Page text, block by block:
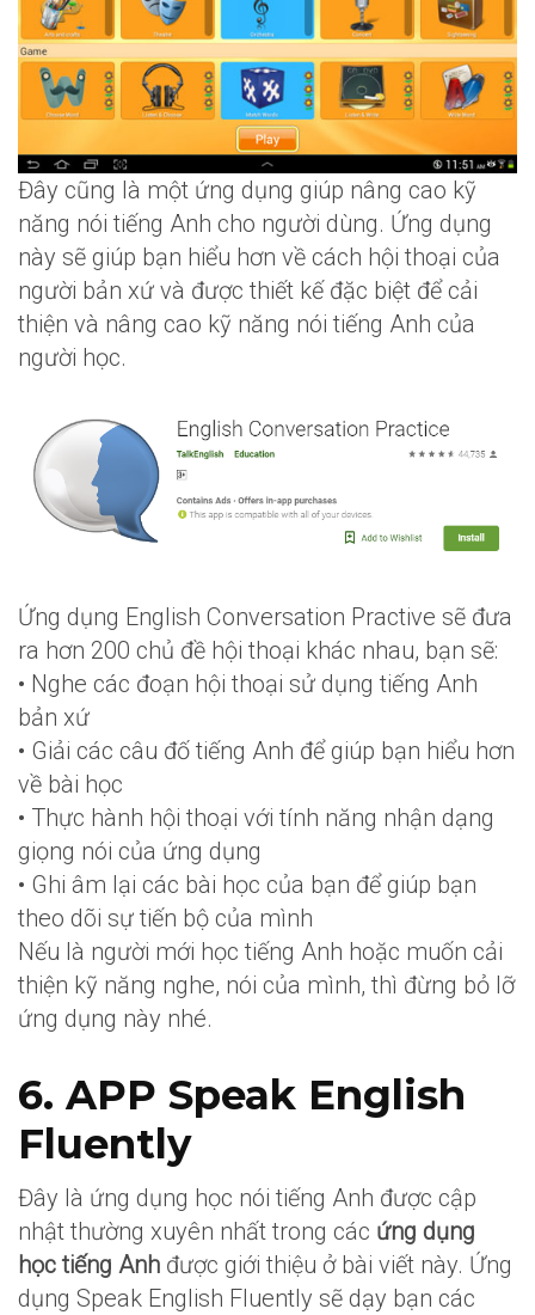
Đây cũng là một ứng dụng giúp nâng cao kỹ
năng nói tiếng Anh cho người dùng. Ứng dụng
này sẽ giúp bạn hiểu hơn về cách hội thoại của
người bản xứ và được thiết kế đặc biệt để cải
thiện và nâng cao kỹ năng nói tiếng Anh của
người học.
Ứng dụng English Conversation Practive sẽ đưa
ra hơn 200 chủ đề hội thoại khác nhau, bạn sẽ:
• Nghe các đoạn hội thoại sử dụng tiếng Anh
bản xứ
• Giải các câu đố tiếng Anh để giúp bạn hiểu hơn
về bài học
• Thực hành hội thoại với tính năng nhận dạng
giọng nói của ứng dụng
• Ghi âm lại các bài học của bạn để giúp bạn
theo dõi sự tiến bộ của mình
Nếu là người mới học tiếng Anh hoặc muốn cải
thiện kỹ năng nghe, nói của mình, thì đừng bỏ lỡ
ứng dụng này nhé.
6. APP Speak English
Fluently
Đây là ứng dụng học nói tiếng Anh được cập
nhật thường xuyên nhất trong các ứng dụng
học tiếng Anh được giới thiệu ở bài viết này. Ứng
dụng Speak English Fluently sẽ dạy bạn các